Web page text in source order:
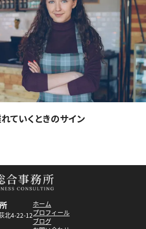
ていくときのサイン
北4-22-12
ホーム
プロフィール
ブログ